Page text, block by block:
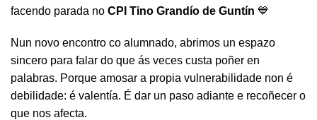
facendo parada no CPI Tino Grandío de Guntín 💙
Nun novo encontro co alumnado, abrimos un espazo
sincero para falar do que ás veces custa poñer en
palabras. Porque amosar a propia vulnerabilidade non é
debilidade: é valentía. É dar un paso adiante e recoñecer o
que nos afecta.